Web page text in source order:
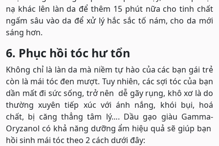
nạ khác lên làn da để thêm 15 phút nữa cho tinh chất
ngấm sâu vào da để xử lý hắc sắc tố nám, cho da mới
sáng hơn.
6. Phục hồi tóc hư tổn
Không chỉ là làn da mà niềm tự hào của các bạn gái trẻ
còn là mái tóc đen mượt. Tuy nhiên, các sợi tóc của bạn
dần mất đi sức sống, trở nên dễ gãy rụng, khô xơ là do
thường xuyên tiếp xúc với ánh nắng, khói bụi, hoá
chất, bị căng thẳng tâm lý…. Dầu gạo giàu Gamma-
Oryzanol có khả năng dưỡng ẩm hiệu quả sẽ giúp bạn
hồi sinh mái tóc theo 2 cách dưới đây: